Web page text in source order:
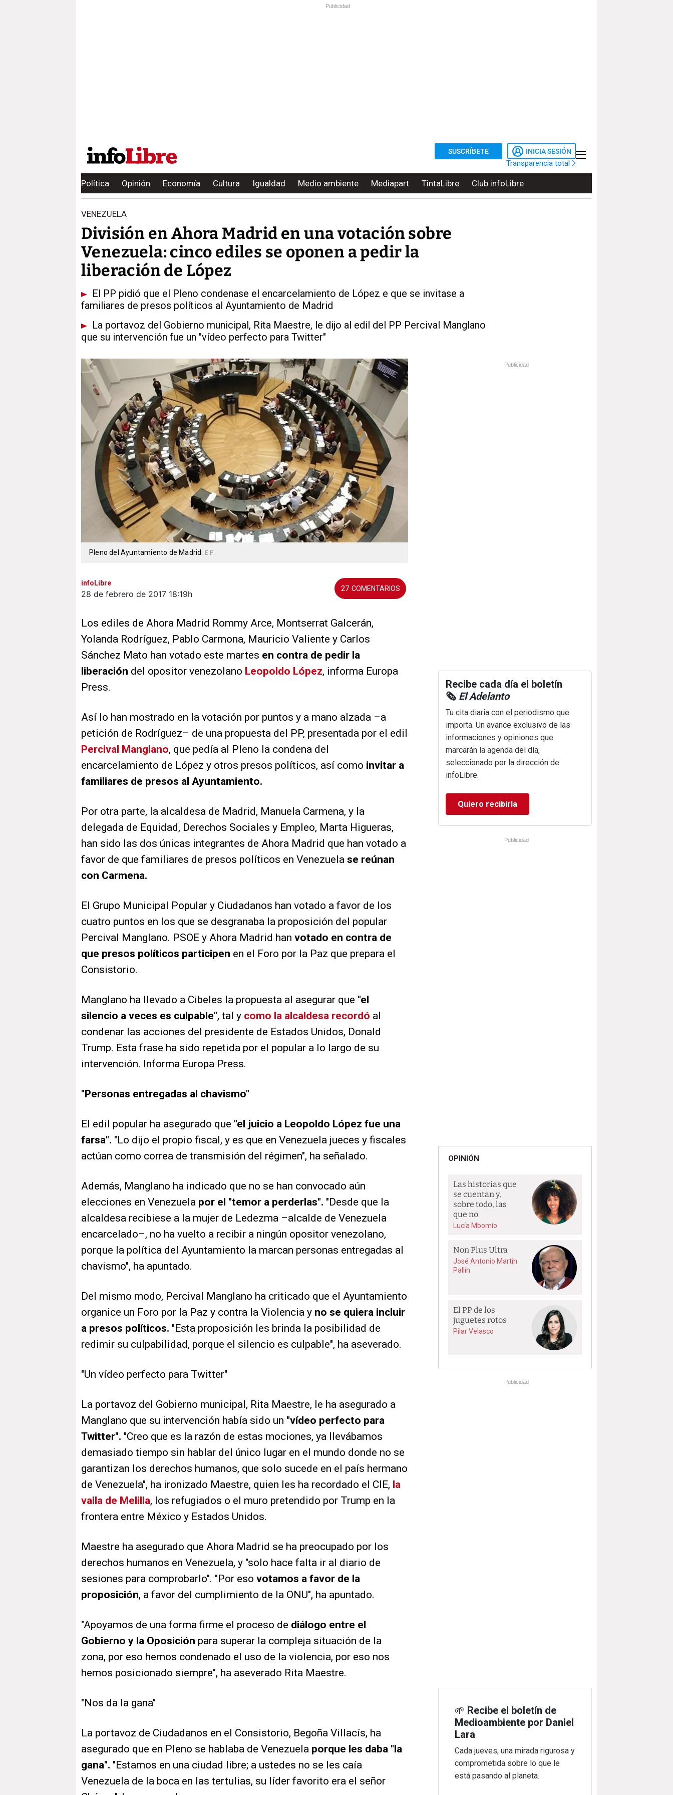
Publicidad
SUSCRÍBETE INICIA SESIÓN
Transparencia total
Política Opinión Economía Cultura Igualdad Medio ambiente Mediapart TintaLibre Club infoLibre
VENEZUELA
División en Ahora Madrid en una votación sobre
Venezuela: cinco ediles se oponen a pedir la
liberación de López
El PP pidió que el Pleno condenase el encarcelamiento de López e que se invitase a
familiares de presos políticos al Ayuntamiento de Madrid
La portavoz del Gobierno municipal, Rita Maestre, le dijo al edil del PP Percival Manglano
que su intervención fue un "vídeo perfecto para Twitter"
Pleno del Ayuntamiento de Madrid. E.P.
infoLibre
28 de febrero de 2017 18:19h
27
Los ediles de Ahora Madrid Rommy Arce, Montserrat Galcerán,
Yolanda Rodríguez, Pablo Carmona, Mauricio Valiente y Carlos
Sánchez Mato han votado este martes en contra de pedir la
liberación del opositor venezolano Leopoldo López, informa Europa
Press.
Así lo han mostrado en la votación por puntos y a mano alzada –a
petición de Rodríguez– de una propuesta del PP, presentada por el edil
Percival Manglano, que pedía al Pleno la condena del
encarcelamiento de López y otros presos políticos, así como invitar a
familiares de presos al Ayuntamiento.
Por otra parte, la alcaldesa de Madrid, Manuela Carmena, y la
delegada de Equidad, Derechos Sociales y Empleo, Marta Higueras,
han sido las dos únicas integrantes de Ahora Madrid que han votado a
favor de que familiares de presos políticos en Venezuela se reúnan
con Carmena.
El Grupo Municipal Popular y Ciudadanos han votado a favor de los
cuatro puntos en los que se desgranaba la proposición del popular
Percival Manglano. PSOE y Ahora Madrid han votado en contra de
que presos políticos participen en el Foro por la Paz que prepara el
Consistorio.
Manglano ha llevado a Cibeles la propuesta al asegurar que "el
silencio a veces es culpable", tal y como la alcaldesa recordó al
condenar las acciones del presidente de Estados Unidos, Donald
Trump. Esta frase ha sido repetida por el popular a lo largo de su
intervención. Informa Europa Press.
"Personas entregadas al chavismo"
El edil popular ha asegurado que "el juicio a Leopoldo López fue una
farsa". "Lo dijo el propio fiscal, y es que en Venezuela jueces y fiscales
actúan como correa de transmisión del régimen", ha señalado.
Además, Manglano ha indicado que no se han convocado aún
elecciones en Venezuela por el "temor a perderlas". "Desde que la
alcaldesa recibiese a la mujer de Ledezma –alcalde de Venezuela
encarcelado–, no ha vuelto a recibir a ningún opositor venezolano,
porque la política del Ayuntamiento la marcan personas entregadas al
chavismo", ha apuntado.
Del mismo modo, Percival Manglano ha criticado que el Ayuntamiento
organice un Foro por la Paz y contra la Violencia y no se quiera incluir
a presos políticos. "Esta proposición les brinda la posibilidad de
redimir su culpabilidad, porque el silencio es culpable", ha aseverado.
"Un vídeo perfecto para Twitter"
La portavoz del Gobierno municipal, Rita Maestre, le ha asegurado a
Manglano que su intervención había sido un "vídeo perfecto para
Twitter". "Creo que es la razón de estas mociones, ya llevábamos
demasiado tiempo sin hablar del único lugar en el mundo donde no se
garantizan los derechos humanos, que solo sucede en el país hermano
de Venezuela", ha ironizado Maestre, quien les ha recordado el CIE, la
valla de Melilla, los refugiados o el muro pretendido por Trump en la
frontera entre México y Estados Unidos.
Maestre ha asegurado que Ahora Madrid se ha preocupado por los
derechos humanos en Venezuela, y "solo hace falta ir al diario de
sesiones para comprobarlo". "Por eso votamos a favor de la
proposición, a favor del cumplimiento de la ONU", ha apuntado.
"Apoyamos de una forma firme el proceso de diálogo entre el
Gobierno y la Oposición para superar la compleja situación de la
zona, por eso hemos condenado el uso de la violencia, por eso nos
hemos posicionado siempre", ha aseverado Rita Maestre.
"Nos da la gana"
La portavoz de Ciudadanos en el Consistorio, Begoña Villacís, ha
asegurado que en Pleno se hablaba de Venezuela porque les daba "la
gana". "Estamos en una ciudad libre; a ustedes no se les caía
Venezuela de la boca en las tertulias, su líder favorito era el señor
Publicidad
Recibe cada día el boletín
🗞️ El Adelanto
Tu cita diaria con el periodismo que
importa. Un avance exclusivo de las
informaciones y opiniones que
marcarán la agenda del día,
seleccionado por la dirección de
infoLibre.
Quiero recibirla
Publicidad
OPINIÓN
Las historias que
se cuentan y,
sobre todo, las
que no
Lucía Mbomío
Non Plus Ultra
José Antonio Martín
Pallín
El PP de los
juguetes rotos
Pilar Velasco
Publicidad
🌱 Recibe el boletín de
Medioambiente por Daniel
Lara
Cada jueves, una mirada rigurosa y
comprometida sobre lo que le
está pasando al planeta.